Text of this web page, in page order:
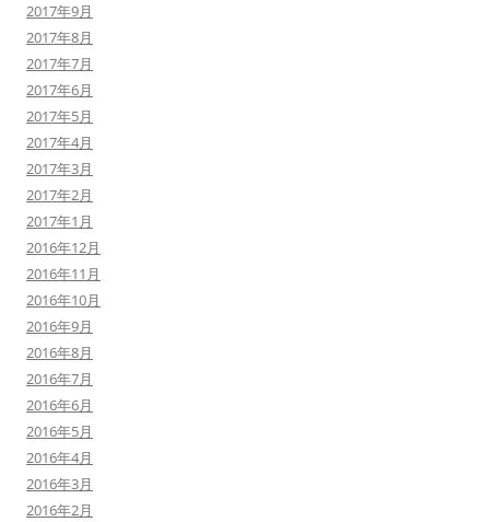
2017年9月
2017年8月
2017年7月
2017年6月
2017年5月
2017年4月
2017年3月
2017年2月
2017年1月
2016年12月
2016年11月
2016年10月
2016年9月
2016年8月
2016年7月
2016年6月
2016年5月
2016年4月
2016年3月
2016年2月